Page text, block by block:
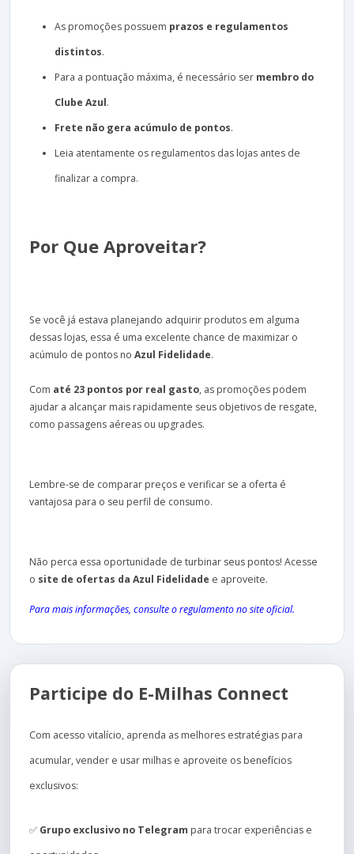
As promoções possuem prazos e regulamentos
distintos.
Para a pontuação máxima, é necessário ser membro do
Clube Azul.
Frete não gera acúmulo de pontos.
Leia atentamente os regulamentos das lojas antes de
finalizar a compra.
Por Que Aproveitar?
Se você já estava planejando adquirir produtos em alguma
dessas lojas, essa é uma excelente chance de maximizar o
acúmulo de pontos no Azul Fidelidade.
Com até 23 pontos por real gasto, as promoções podem
ajudar a alcançar mais rapidamente seus objetivos de resgate,
como passagens aéreas ou upgrades.
Lembre-se de comparar preços e verificar se a oferta é
vantajosa para o seu perfil de consumo.
Não perca essa oportunidade de turbinar seus pontos! Acesse
o site de ofertas da Azul Fidelidade e aproveite.
Para mais informações, consulte o regulamento no site oficial.
Participe do E-Milhas Connect
Com acesso vitalício, aprenda as melhores estratégias para
acumular, vender e usar milhas e aproveite os benefícios
exclusivos:
✅ Grupo exclusivo no Telegram para trocar experiências e